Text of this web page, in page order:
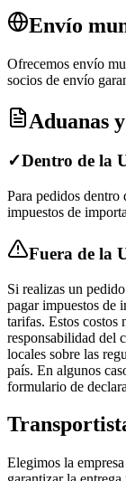
Envío
Ofrecemos envío
socios de envío
Aduanas
✓Dentro de la
Para pedidos dentro
impuestos de
Fuera de la
Si realizas un
pagar impuestos de
tarifas. Estos costos
responsabilidad del
locales sobre las
país. En algunos
formulario de
Elegimos la